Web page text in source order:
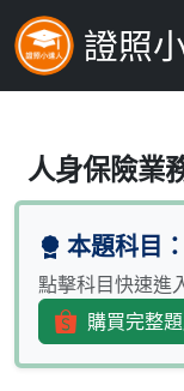
證照
目前有許
人身保險業
本題科目：
點擊科目快速進
購買完整